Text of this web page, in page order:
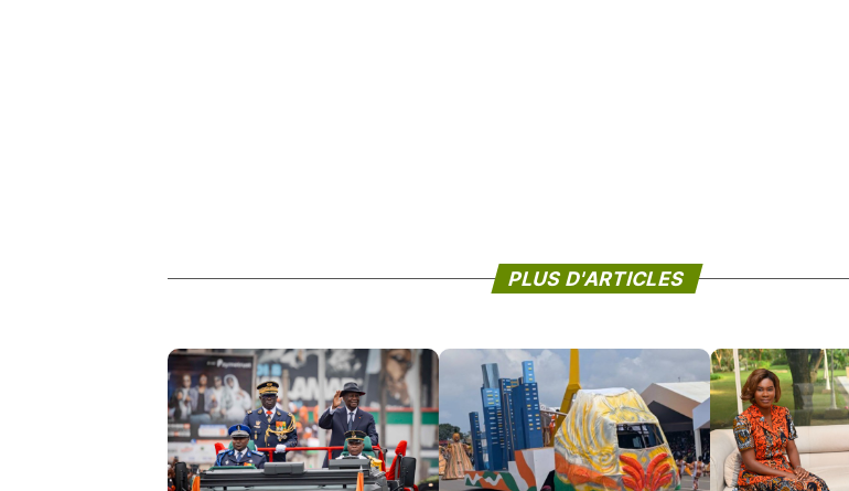
PLUS D'ARTICLES